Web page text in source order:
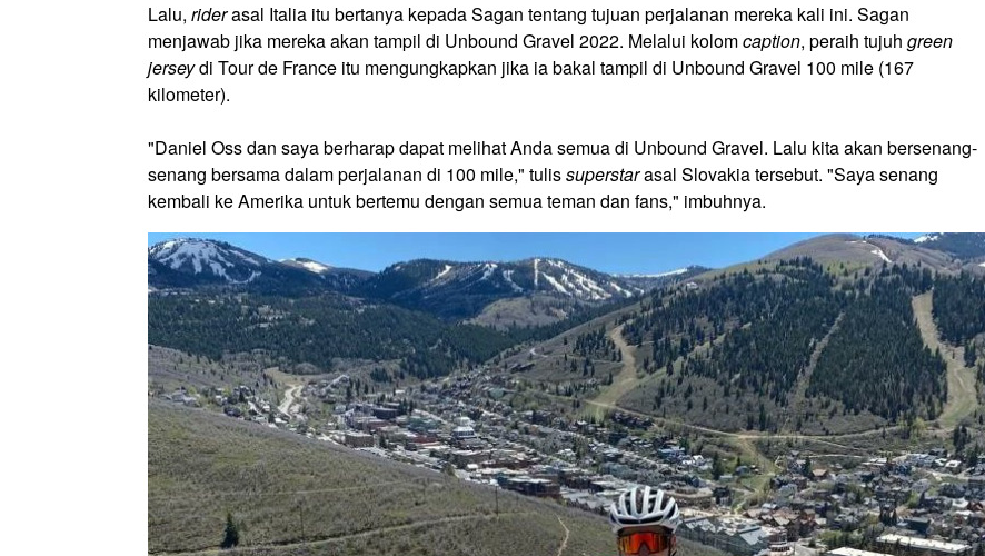
Lalu, riderasal Italia itu bertanya kepada Sagan tentang tujuan perjalanan mereka kali ini. Sagan
menjawab jika mereka akan tampil di Unbound Gravel 2022. Melalui kolomcaption, peraih tujuh green
jerseydi Tour de France itu mengungkapkan jika ia bakal tampil di Unbound Gravel 100 mile (167
kilometer).
"Daniel Oss dan saya berharap dapat melihat Anda semua di Unbound Gravel. Lalu kita akan bersenang-
senang bersama dalam perjalanan di 100 mile," tulissuperstarasal Slovakia tersebut. "Saya senang
kembali ke Amerika untuk bertemu dengan semua teman dan fans," imbuhnya.